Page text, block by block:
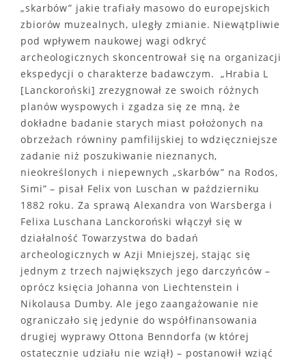
„skarbów” jakie trafiały masowo do europejskich
zbiorów muzealnych, uległy zmianie. Niewątpliwie
pod wpływem naukowej wagi odkryć
archeologicznych skoncentrował się na organizacji
ekspedycji o charakterze badawczym. „Hrabia L
[Lanckoroński] zrezygnował ze swoich różnych
planów wyspowych i zgadza się ze mną, że
dokładne badanie starych miast położonych na
obrzeżach równiny pamfilijskiej to wdzięczniejsze
zadanie niż poszukiwanie nieznanych,
nieokreślonych i niepewnych „skarbów” na Rodos,
Simi” – pisał Felix von Luschan w październiku
1882 roku. Za sprawą Alexandra von Warsberga i
Felixa Luschana Lanckoroński włączył się w
działalność Towarzystwa do badań
archeologicznych w Azji Mniejszej, stając się
jednym z trzech największych jego darczyńców –
oprócz księcia Johanna von Liechtenstein i
Nikolausa Dumby. Ale jego zaangażowanie nie
ograniczało się jedynie do współfinansowania
drugiej wyprawy Ottona Benndorfa (w której
ostatecznie udziału nie wziął) – postanowił wziąć